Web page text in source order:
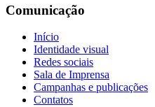
Comunicação
Início
Identidade visual
Redes sociais
Sala de Imprensa
Campanhas e publicações
Contatos